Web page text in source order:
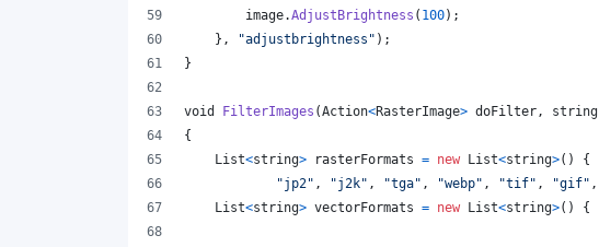
image.AdjustBrightness ( 100) ;
} , "adjustbrightness" ) ;
}
void FilterImages (Action<RasterImage> doFilter, string
{
List<string> rasterFormats = new List<string>( ) {
"jp2" , "j2k" , "tga" , "webp" , "tif" , "gif" ,
List<string> vectorFormats = new List<string>( ) {